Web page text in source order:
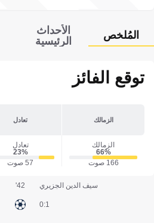
المُلخص
الأحداث
الرئيسية
توقع الفائز
الزمالك تعادل
الزمالك
66‎%‎
166 صوت
تعادل
23‎%‎
57 صوت
سيف الدين الجزيري
1:0
42'